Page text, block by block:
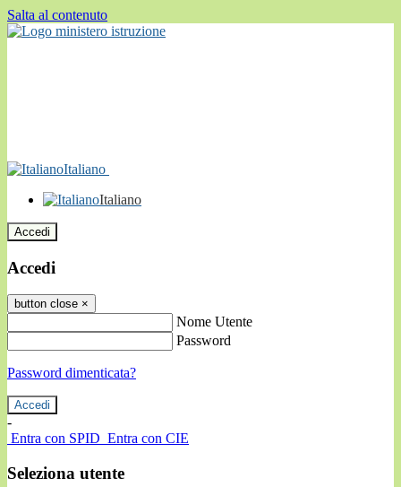
Salta al contenuto
Italiano
Italiano
Accedi
Accedi
button close ×
Nome Utente
Password
Password dimenticata?
-
Entra con SPID Entra con CIE
Seleziona utente